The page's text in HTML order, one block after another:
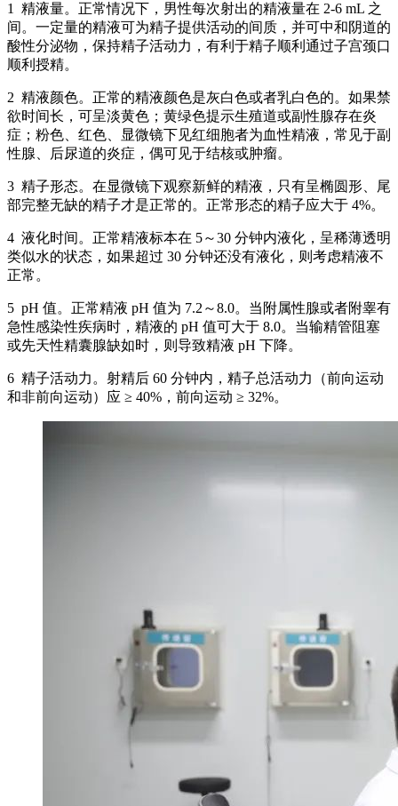
1 精液量。正常情况下，男性每次射出的精液量在 2-6 mL 之
间。一定量的精液可为精子提供活动的间质，并可中和阴道的
酸性分泌物，保持精子活动力，有利于精子顺利通过子宫颈口
顺利授精。
2 精液颜色。正常的精液颜色是灰白色或者乳白色的。如果禁
欲时间长，可呈淡黄色；黄绿色提示生殖道或副性腺存在炎
症；粉色、红色、显微镜下见红细胞者为血性精液，常见于副
性腺、后尿道的炎症，偶可见于结核或肿瘤。
3 精子形态。在显微镜下观察新鲜的精液，只有呈椭圆形、尾
部完整无缺的精子才是正常的。正常形态的精子应大于 4%。
4 液化时间。正常精液标本在 5～30 分钟内液化，呈稀薄透明
类似水的状态，如果超过 30 分钟还没有液化，则考虑精液不
正常。
5 pH 值。正常精液 pH 值为 7.2～8.0。当附属性腺或者附睾有
急性感染性疾病时，精液的 pH 值可大于 8.0。当输精管阻塞
或先天性精囊腺缺如时，则导致精液 pH 下降。
6 精子活动力。射精后 60 分钟内，精子总活动力（前向运动
和非前向运动）应 ≥ 40%，前向运动 ≥ 32%。